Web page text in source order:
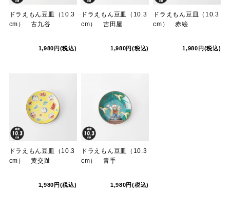
ドラえもん豆皿（10.3
cm） 古九谷
1,980円(税込)
ドラえもん豆皿（10.3
cm） 吉田屋
1,980円(税込)
ドラえもん豆皿（10.3
cm） 赤絵
1,980円(税込)
ドラえもん豆皿（10.3
cm） 黄交趾
1,980円(税込)
ドラえもん豆皿（10.3
cm） 青手
1,980円(税込)